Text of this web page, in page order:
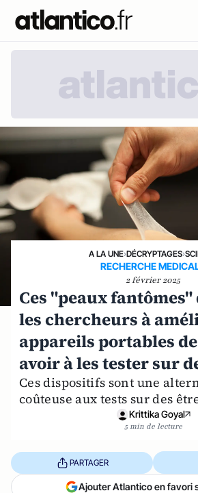
A LA UNE›DÉCRYPTAGES›
RECHERCHE
2 février 2025
Ces "peaux
les chercheurs à
appareils portables
avoir à les tester sur
Ces dispositifs sont une
coûteuse aux tests sur des
Krittika Goyal
5 min de lecture
PARTAGER
Ajouter Atlantico en favori